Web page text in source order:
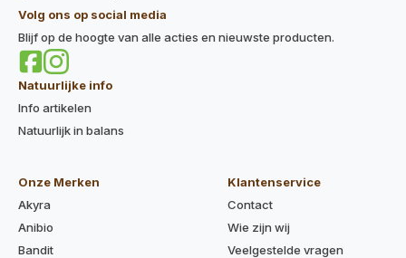
Volg ons op social media
Blijf op de hoogte van alle acties en nieuwste producten.
Natuurlijke info
Info artikelen
Natuurlijk in balans
Onze Merken
Akyra
Anibio
Bandit
Klantenservice
Contact
Wie zijn wij
Veelgestelde vragen